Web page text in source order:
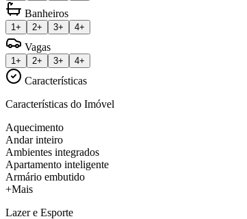
Banheiros
1+ 2+ 3+ 4+
Vagas
1+ 2+ 3+ 4+
Características
Características do Imóvel
Aquecimento
Andar inteiro
Ambientes integrados
Apartamento inteligente
Armário embutido
+Mais
Lazer e Esporte